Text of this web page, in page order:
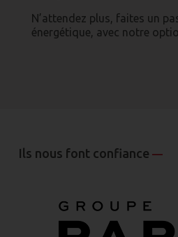
N’attendez plus, faites un
énergétique, avec notre
Ils nous font confiance—